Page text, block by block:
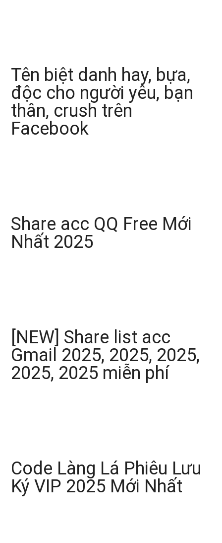
Tên biệt danh hay, bựa,
độc cho người yêu, bạn
thân, crush trên
Facebook
Share acc QQ Free Mới
Nhất 2025
[NEW] Share list acc
Gmail 2025, 2025, 2025,
2025, 2025 miễn phí
Code Làng Lá Phiêu Lưu
Ký VIP 2025 Mới Nhất